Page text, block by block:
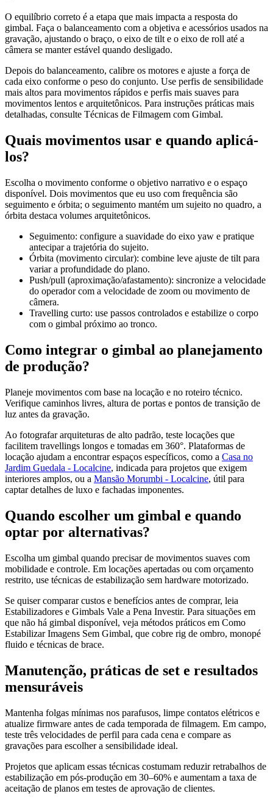
O equilíbrio correto é a etapa que mais impacta a resposta do
gimbal. Faça o balanceamento com a objetiva e acessórios usados na
gravação, ajustando o braço, o eixo de tilt e o eixo de roll até a
câmera se manter estável quando desligado.
Depois do balanceamento, calibre os motores e ajuste a força de
cada eixo conforme o peso do conjunto. Use perfis de sensibilidade
mais altos para movimentos rápidos e perfis mais suaves para
movimentos lentos e arquitetônicos. Para instruções práticas mais
detalhadas, consulte Técnicas de Filmagem com Gimbal.
Quais movimentos usar e quando aplicá-
los?
Escolha o movimento conforme o objetivo narrativo e o espaço
disponível. Dois movimentos que eu uso com frequência são
seguimento e órbita; o seguimento mantém um sujeito no quadro, a
órbita destaca volumes arquitetônicos.
Seguimento: configure a suavidade do eixo yaw e pratique
antecipar a trajetória do sujeito.
Órbita (movimento circular): combine leve ajuste de tilt para
variar a profundidade do plano.
Push/pull (aproximação/afastamento): sincronize a velocidade
do operador com a velocidade de zoom ou movimento de
câmera.
Travelling curto: use passos controlados e estabilize o corpo
com o gimbal próximo ao tronco.
Como integrar o gimbal ao planejamento
de produção?
Planeje movimentos com base na locação e no roteiro técnico.
Verifique caminhos livres, altura de portas e pontos de transição de
luz antes da gravação.
Ao fotografar arquiteturas de alto padrão, teste locações que
facilitem travellings longos e tomadas em 360°. Plataformas de
locação ajudam a encontrar espaços específicos, como a Casa no
Jardim Guedala - Localcine, indicada para projetos que exigem
interiores amplos, ou a Mansão Morumbi - Localcine, útil para
captar detalhes de luxo e fachadas imponentes.
Quando escolher um gimbal e quando
optar por alternativas?
Escolha um gimbal quando precisar de movimentos suaves com
mobilidade e controle. Em locações apertadas ou com orçamento
restrito, use técnicas de estabilização sem hardware motorizado.
Se quiser comparar custos e benefícios antes de comprar, leia
Estabilizadores e Gimbals Vale a Pena Investir. Para situações em
que não há gimbal disponível, veja métodos práticos em Como
Estabilizar Imagens Sem Gimbal, que cobre rig de ombro, monopé
fluido e técnicas de brace.
Manutenção, práticas de set e resultados
mensuráveis
Mantenha folgas mínimas nos parafusos, limpe contatos elétricos e
atualize firmware antes de cada temporada de filmagem. Em campo,
teste três velocidades de perfil para cada cena e compare as
gravações para escolher a sensibilidade ideal.
Projetos que aplicam essas técnicas costumam reduzir retrabalhos de
estabilização em pós-produção em 30–60% e aumentam a taxa de
aceitação de planos em testes de aprovação de clientes.